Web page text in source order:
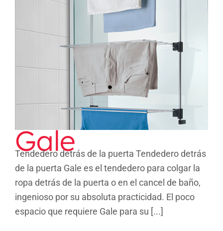
Gale
Gale
Tendedero detrás de la puerta Tendedero detrás
de la puerta Gale es el tendedero para colgar la
ropa detrás de la puerta o en el cancel de baño,
ingenioso por su absoluta practicidad. El poco
espacio que requiere Gale para su [...]